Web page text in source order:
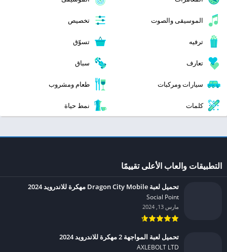
الموسيقى والصوت تخصيص
ترفيه تسوّق
تعارف سباق
سيارات ومركبات طعام ومشروب
كلمات نمط حياة
التطبيقات والعاب الأعلى تقييمًا
تحميل لعبة Dragon City Mobile مهكرة للاندرويد 2024
Social Point‏
مارس 13, 2024
تحميل لعبة المواجهة 2 مهكرة للاندرويد 2024
AXLEBOLT LTD‏